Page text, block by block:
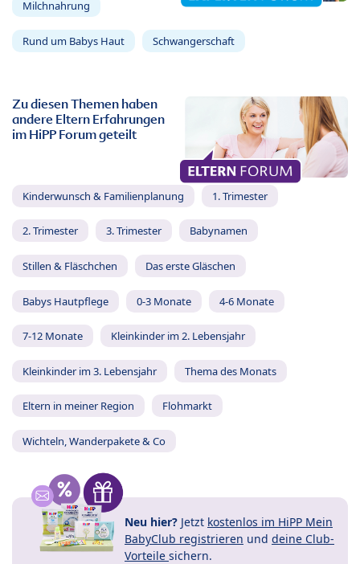
Milchnahrung
Rund um Babys Haut Schwangerschaft
Zu diesen Themen haben
andere Eltern Erfahrungen
im HiPP Forum geteilt
Kinderwunsch & Familienplanung 1. Trimester
2. Trimester 3. Trimester Babynamen
Stillen & Fläschchen Das erste Gläschen
Babys Hautpflege 0-3 Monate 4-6 Monate
7-12 Monate Kleinkinder im 2. Lebensjahr
Kleinkinder im 3. Lebensjahr Thema des Monats
Eltern in meiner Region Flohmarkt
Wichteln, Wanderpakete & Co
Neu hier? Jetzt kostenlos im HiPP Mein
BabyClub registrieren und deine Club-
Vorteile sichern.